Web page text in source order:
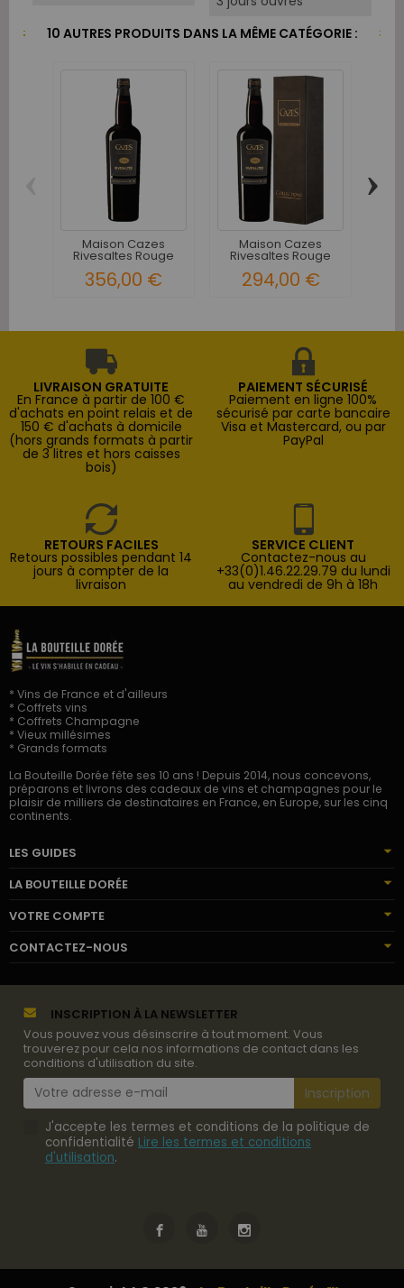
10 AUTRES PRODUITS DANS LA MÊME CATÉGORIE :
Maison Cazes
Rivesaltes Rouge
356,00 €
Maison Cazes
Rivesaltes Rouge
294,00 €
›
LIVRAISON GRATUITE
En France à partir de 100 €
d'achats en point relais et de
150 € d'achats à domicile
(hors grands formats à partir
de 3 litres et hors caisses
bois)
PAIEMENT SÉCURISÉ
Paiement en ligne 100%
sécurisé par carte bancaire
Visa et Mastercard, ou par
PayPal
RETOURS FACILES
Retours possibles pendant 14
jours à compter de la
livraison
SERVICE CLIENT
Contactez-nous au
+33(0)1.46.22.29.79 du lundi
au vendredi de 9h à 18h
* Vins de France et d'ailleurs
* Coffrets vins
* Coffrets Champagne
* Vieux millésimes
* Grands formats
La Bouteille Dorée fête ses 10 ans ! Depuis 2014, nous concevons,
préparons et livrons des cadeaux de vins et champagnes pour le
plaisir de milliers de destinataires en France, en Europe, sur les cinq
continents.
LES GUIDES
LA BOUTEILLE DORÉE
VOTRE COMPTE
CONTACTEZ-NOUS
INSCRIPTION À LA NEWSLETTER
Vous pouvez vous désinscrire à tout moment. Vous
trouverez pour cela nos informations de contact dans les
conditions d'utilisation du site.
J'accepte les termes et conditions de la politique de
confidentialité Lire les termes et conditions
d'utilisation.